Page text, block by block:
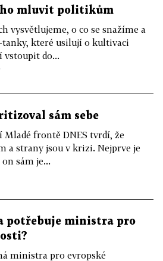
mluvit politikům
vysvětlujeme, o co se snažíme a
které usilují o kultivaci
vstoupit do...
sám sebe
Mladé frontě DNES tvrdí, že
a strany jsou v krizi. Nejprve je
sám je...
potřebuje ministra pro
ministra pro evropské